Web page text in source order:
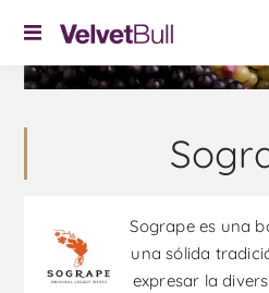
Sogrape es una
una sólida
expresar la